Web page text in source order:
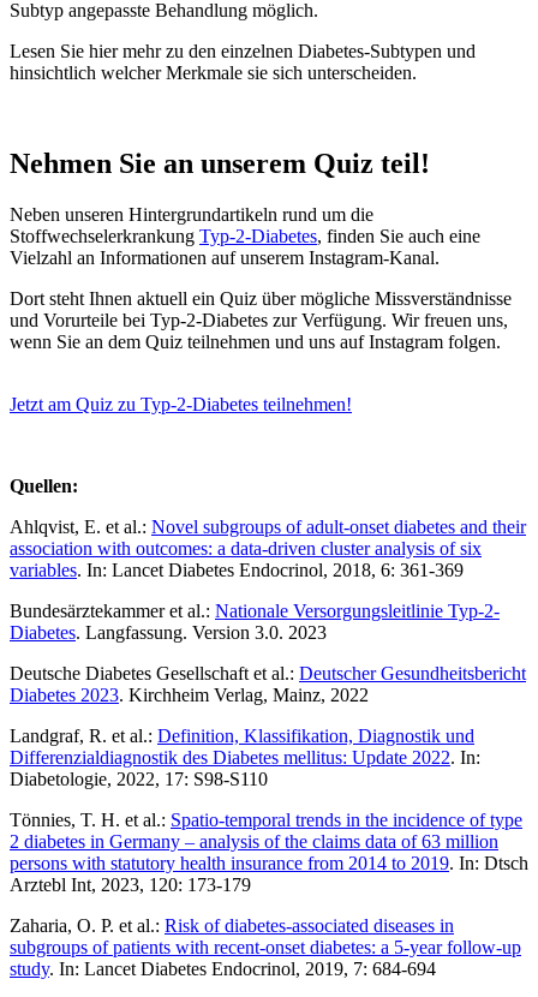
Subtyp angepasste Behandlung möglich.
Lesen Sie hier mehr zu den einzelnen Diabetes-Subtypen und
hinsichtlich welcher Merkmale sie sich unterscheiden.
Nehmen Sie an unserem Quiz teil!
Neben unseren Hintergrundartikeln rund um die
Stoffwechselerkrankung Typ-2-Diabetes, finden Sie auch eine
Vielzahl an Informationen auf unserem Instagram-Kanal.
Dort steht Ihnen aktuell ein Quiz über mögliche Missverständnisse
und Vorurteile bei Typ-2-Diabetes zur Verfügung. Wir freuen uns,
wenn Sie an dem Quiz teilnehmen und uns auf Instagram folgen.
Jetzt am Quiz zu Typ-2-Diabetes teilnehmen!
Quellen:
Ahlqvist, E. et al.: Novel subgroups of adult-onset diabetes and their
association with outcomes: a data-driven cluster analysis of six
variables. In: Lancet Diabetes Endocrinol, 2018, 6: 361-369
Bundesärztekammer et al.: Nationale Versorgungsleitlinie Typ-2-
Diabetes. Langfassung. Version 3.0. 2023
Deutsche Diabetes Gesellschaft et al.: Deutscher Gesundheitsbericht
Diabetes 2023. Kirchheim Verlag, Mainz, 2022
Landgraf, R. et al.: Definition, Klassifikation, Diagnostik und
Differenzialdiagnostik des Diabetes mellitus: Update 2022. In:
Diabetologie, 2022, 17: S98-S110
Tönnies, T. H. et al.: Spatio-temporal trends in the incidence of type
2 diabetes in Germany – analysis of the claims data of 63 million
persons with statutory health insurance from 2014 to 2019. In: Dtsch
Arztebl Int, 2023, 120: 173-179
Zaharia, O. P. et al.: Risk of diabetes-associated diseases in
subgroups of patients with recent-onset diabetes: a 5-year follow-up
study. In: Lancet Diabetes Endocrinol, 2019, 7: 684-694